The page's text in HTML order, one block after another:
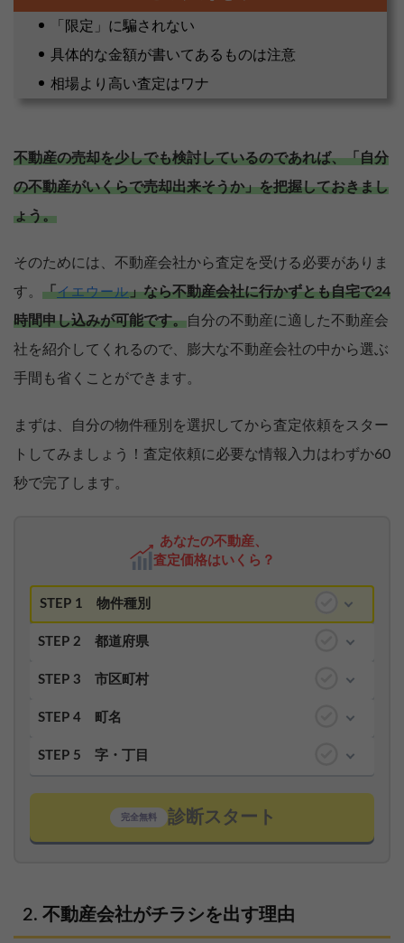
「限定」に騙されない
具体的な金額が書いてあるものは注意
相場より高い査定はワナ
不動産の売却を少しでも検討しているのであれば、「自分
の不動産がいくらで売却出来そうか」を把握しておきまし
ょう。
そのためには、不動産会社から査定を受ける必要がありま
す。 「イエウール」なら不動産会社に行かずとも自宅で24
時間申し込みが可能です。自分の不動産に適した不動産会
社を紹介してくれるので、膨大な不動産会社の中から選ぶ
手間も省くことができます。
まずは、自分の物件種別を選択してから査定依頼をスター
トしてみましょう！査定依頼に必要な情報入力はわずか60
秒で完了します。
あなたの不動産、
査定価格はいくら？
STEP 1 物件種別
STEP 2 都道府県
STEP 3 市区町村
STEP 4 町名
STEP 5 字・丁目
完全無料 診断スタート
不動産会社がチラシを出す理由